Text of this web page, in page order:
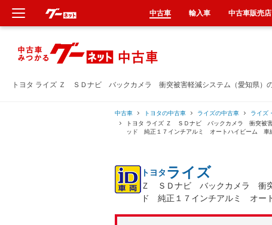
トヨタ ライズ Ｚ ＳＤナビ バックカメラ 衝突被害軽減システム（愛知県）
中古車 トヨタの中古車 ライズの中古車 ライズ
トヨタ ライズ Ｚ ＳＤナビ バックカメラ 衝突
ッド 純正１７インチアルミ オートハイビーム 車
トヨタ ライズ
Ｚ ＳＤナビ バックカメラ 衝
ド 純正１７インチアルミ オー
中古車 輸入車 中古車販売店
新車
中古車